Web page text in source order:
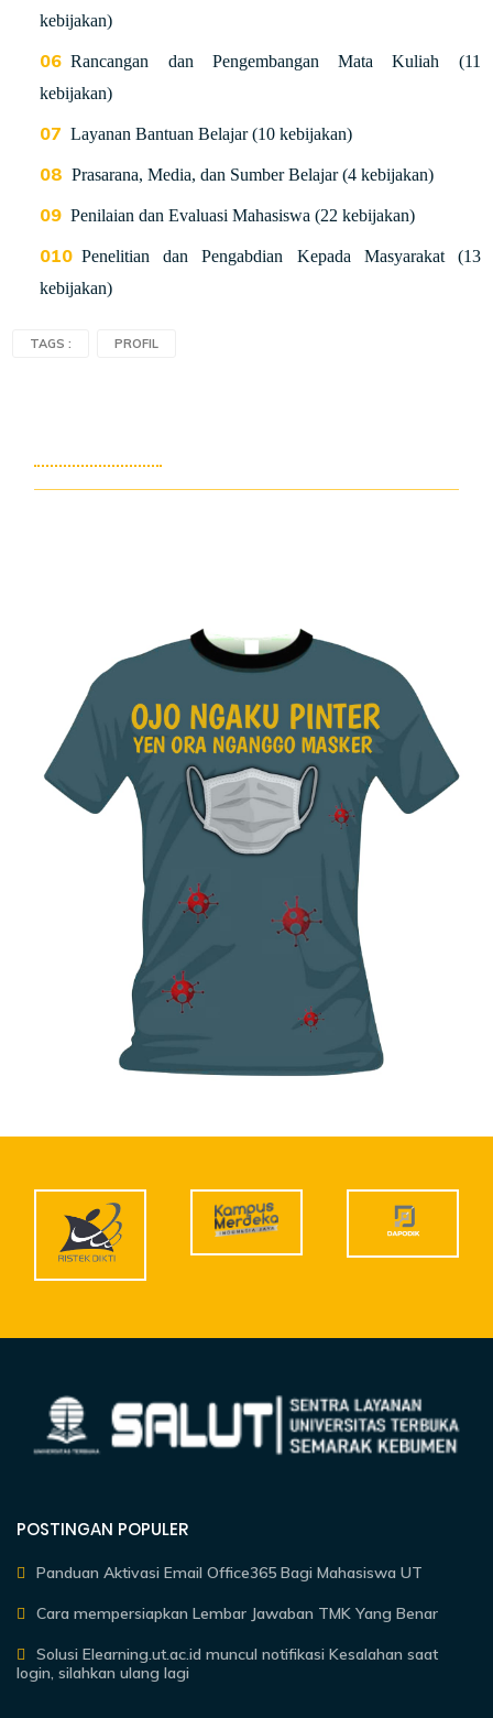
kebijakan)
Rancangan dan Pengembangan Mata Kuliah (11
kebijakan)
Layanan Bantuan Belajar (10 kebijakan)
Prasarana, Media, dan Sumber Belajar (4 kebijakan)
Penilaian dan Evaluasi Mahasiswa (22 kebijakan)
Penelitian dan Pengabdian Kepada Masyarakat (13
kebijakan)
TAGS : PROFIL
POSTINGAN POPULER
Panduan Aktivasi Email Office365 Bagi Mahasiswa UT
Cara mempersiapkan Lembar Jawaban TMK Yang Benar
Solusi Elearning.ut.ac.id muncul notifikasi Kesalahan saat
login, silahkan ulang lagi